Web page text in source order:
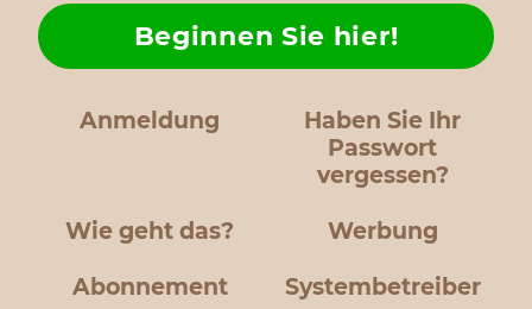
Anmeldung
Haben Sie Ihr
Passwort
vergessen?
Wie geht das?
Beginnen Sie hier!
Werbung
Abonnement Systembetreiber